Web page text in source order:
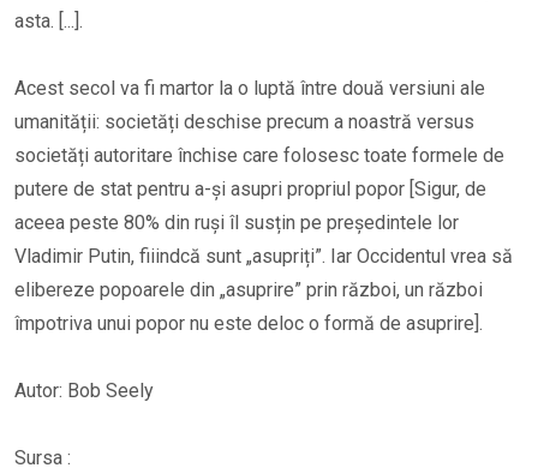
asta. [...].
Acest secol va fi martor la o luptă între două versiuni ale
umanității: societăți deschise precum a noastră versus
societăți autoritare închise care folosesc toate formele de
putere de stat pentru a-și asupri propriul popor [Sigur, de
aceea peste 80% din ruși îl susțin pe președintele lor
Vladimir Putin, fiiindcă sunt „asupriți”. Iar Occidentul vrea să
elibereze popoarele din „asuprire” prin război, un război
împotriva unui popor nu este deloc o formă de asuprire].
Autor: Bob Seely
Sursa :